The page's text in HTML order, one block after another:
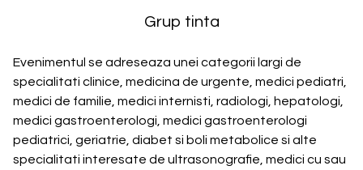
Grup tinta
Evenimentul se adreseaza unei categorii largi de
specialitati clinice, medicina de urgente, medici pediatri,
medici de familie, medici internisti, radiologi, hepatologi,
medici gastroenterologi, medici gastroenterologi
pediatrici, geriatrie, diabet si boli metabolice si alte
specialitati interesate de ultrasonografie, medici cu sau